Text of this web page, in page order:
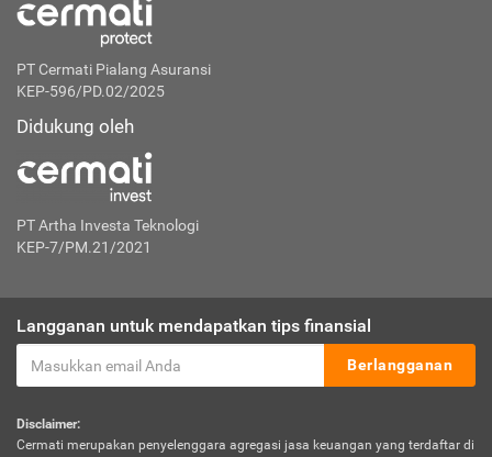
PT Cermati Pialang Asuransi
KEP-596/PD.02/2025
Didukung oleh
PT Artha Investa Teknologi
KEP-7/PM.21/2021
Langganan untuk mendapatkan tips finansial
Berlangganan
Disclaimer:
Cermati merupakan penyelenggara agregasi jasa keuangan yang terdaftar di